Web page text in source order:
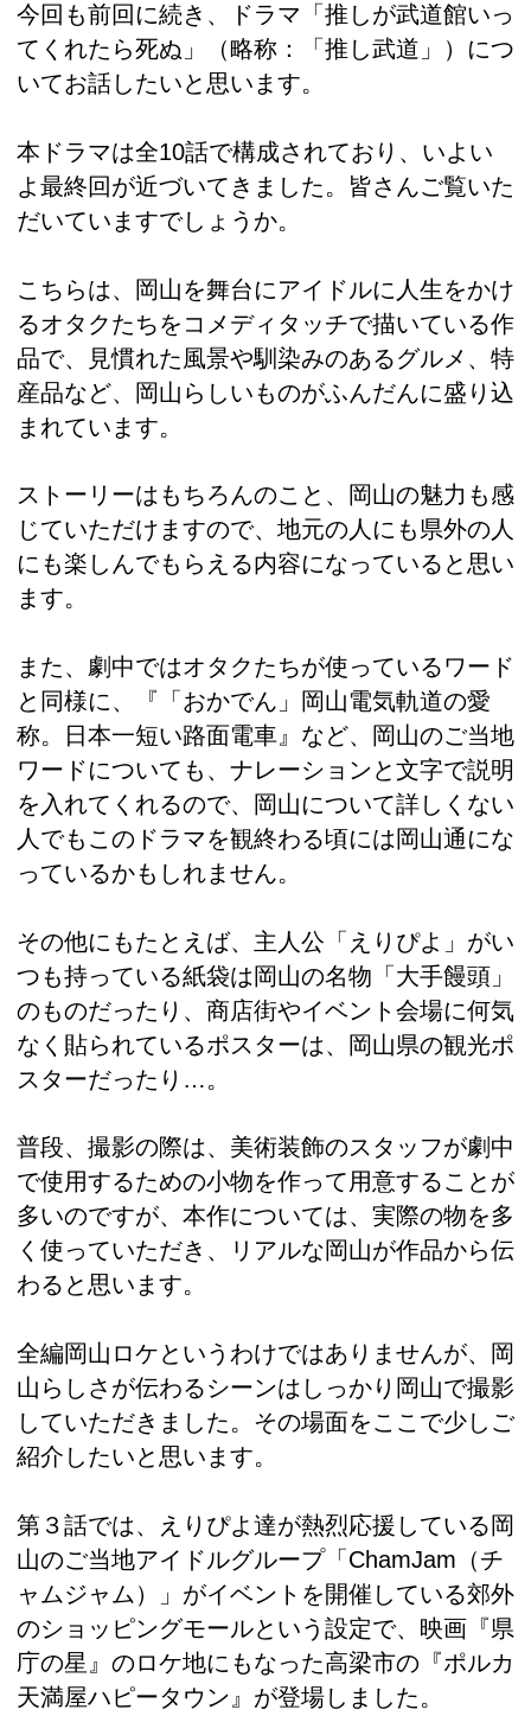
今回も前回に続き、ドラマ「推しが武道館いっ
てくれたら死ぬ」（略称：「推し武道」）につ
いてお話したいと思います。
本ドラマは全10話で構成されており、いよい
よ最終回が近づいてきました。皆さんご覧いた
だいていますでしょうか。
こちらは、岡山を舞台にアイドルに人生をかけ
るオタクたちをコメディタッチで描いている作
品で、見慣れた風景や馴染みのあるグルメ、特
産品など、岡山らしいものがふんだんに盛り込
まれています。
ストーリーはもちろんのこと、岡山の魅力も感
じていただけますので、地元の人にも県外の人
にも楽しんでもらえる内容になっていると思い
ます。
また、劇中ではオタクたちが使っているワード
と同様に、『「おかでん」岡山電気軌道の愛
称。日本一短い路面電車』など、岡山のご当地
ワードについても、ナレーションと文字で説明
を入れてくれるので、岡山について詳しくない
人でもこのドラマを観終わる頃には岡山通にな
っているかもしれません。
その他にもたとえば、主人公「えりぴよ」がい
つも持っている紙袋は岡山の名物「大手饅頭」
のものだったり、商店街やイベント会場に何気
なく貼られているポスターは、岡山県の観光ポ
スターだったり…。
普段、撮影の際は、美術装飾のスタッフが劇中
で使用するための小物を作って用意することが
多いのですが、本作については、実際の物を多
く使っていただき、リアルな岡山が作品から伝
わると思います。
全編岡山ロケというわけではありませんが、岡
山らしさが伝わるシーンはしっかり岡山で撮影
していただきました。その場面をここで少しご
紹介したいと思います。
第３話では、えりぴよ達が熱烈応援している岡
山のご当地アイドルグループ「ChamJam（チ
ャムジャム）」がイベントを開催している郊外
のショッピングモールという設定で、映画『県
庁の星』のロケ地にもなった高梁市の『ポルカ
天満屋ハピータウン』が登場しました。